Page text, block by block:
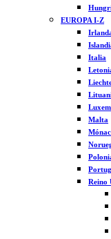
EUROPA I-Z
Italia
Malta
Reino